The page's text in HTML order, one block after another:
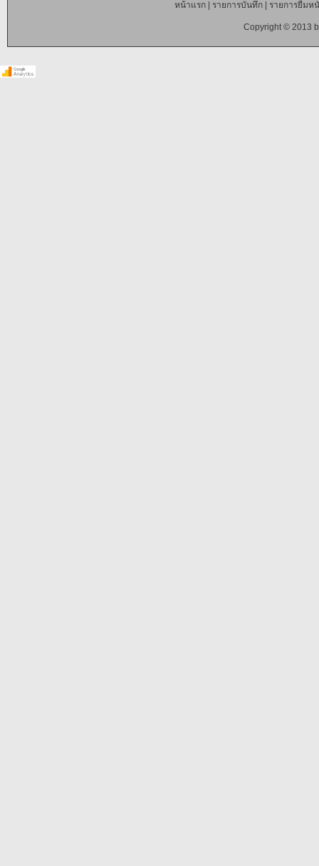
หน้าแรก| รายการบันทึก| รายการยืมห
Copyright © 2013